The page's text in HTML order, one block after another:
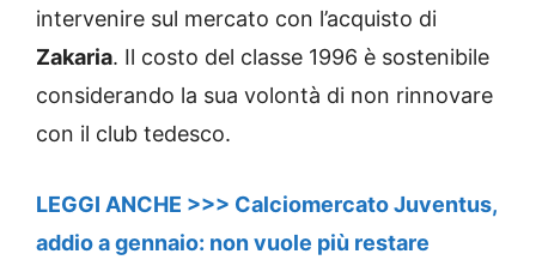
intervenire sul mercato con l’acquisto di
Zakaria. Il costo del classe 1996 è sostenibile
considerando la sua volontà di non rinnovare
con il club tedesco.
LEGGI ANCHE >>> Calciomercato Juventus,
addio a gennaio: non vuole più restare